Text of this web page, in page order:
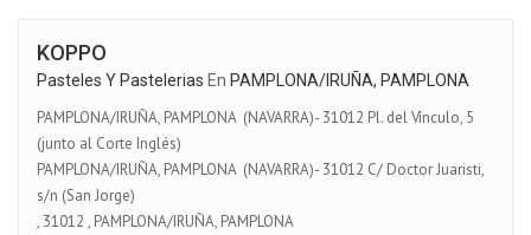
KOPPO
Pasteles Y Pastelerias En PAMPLONA/IRUÑA, PAMPLONA
PAMPLONA/IRUÑA, PAMPLONA (NAVARRA)- 31012 Pl. del Vínculo, 5
(junto al Corte Inglés)
PAMPLONA/IRUÑA, PAMPLONA (NAVARRA)- 31012 C/ Doctor Juaristi,
s/n (San Jorge)
, 31012 , PAMPLONA/IRUÑA, PAMPLONA